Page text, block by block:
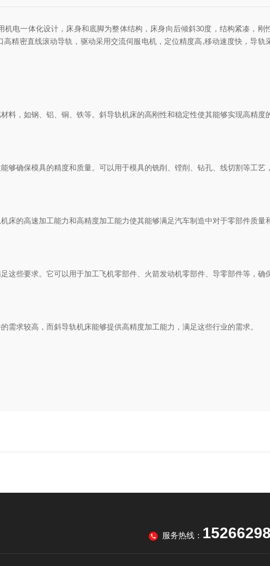
电一体化设计，床身和底脚为整体结构，床身向后倾斜30度，结构紧凑，刚
精密直线滚动导轨，驱动采用交流伺服电机，定位精度高,移动速度快，导轨
，如钢、铝、铜、铁等。斜导轨机床的高刚性和稳定性使其能够实现高精度
确保模具的精度和质量。可以用于模具的铣削、镗削、钻孔、线切割等工艺
的高速加工能力和高精度加工能力使其能够满足汽车制造中对于零部件质量
些要求。它可以用于加工飞机零部件、火箭发动机零部件、导零部件等，确
求较高，而斜导轨机床能够提供高精度加工能力，满足这些行业的需求。
服务热线：